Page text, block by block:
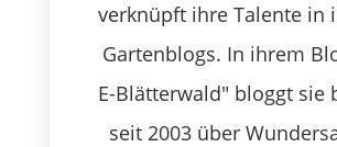
verknüpft ihre Talente in
Gartenblogs. In ihrem
E-Blätterwald" bloggt sie
seit 2003 über